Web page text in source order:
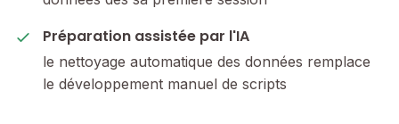
Préparation assistée par l'IA
le nettoyage automatique des données remplace
le développement manuel de scripts